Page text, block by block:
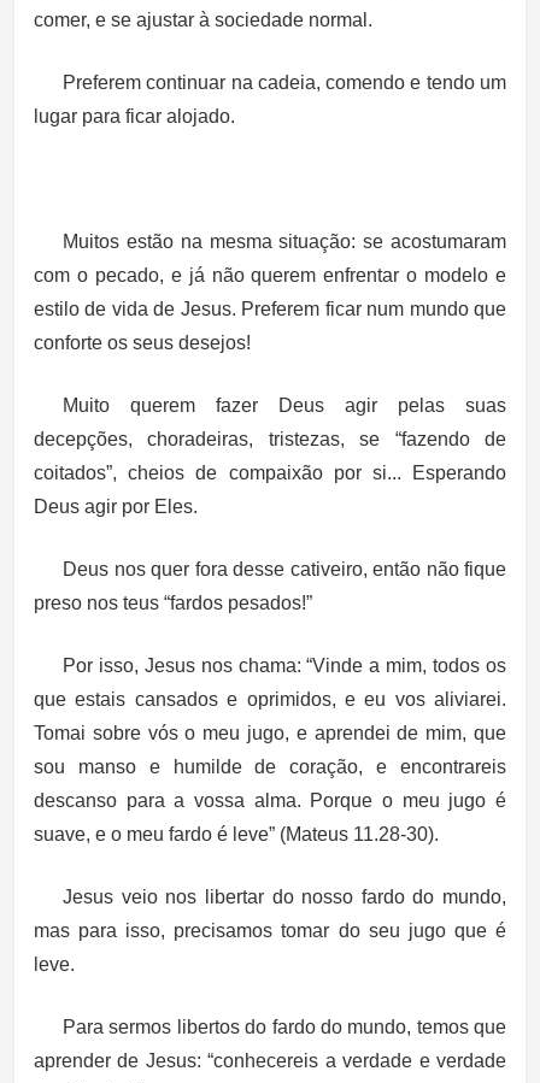
comer, e se ajustar à sociedade normal.
Preferem continuar na cadeia, comendo e tendo um
lugar para ficar alojado.
Muitos estão na mesma situação: se acostumaram
com o pecado, e já não querem enfrentar o modelo e
estilo de vida de Jesus. Preferem ficar num mundo que
conforte os seus desejos!
Muito querem fazer Deus agir pelas suas
decepções, choradeiras, tristezas, se “fazendo de
coitados”, cheios de compaixão por si... Esperando
Deus agir por Eles.
Deus nos quer fora desse cativeiro, então não fique
preso nos teus “fardos pesados!”
Por isso, Jesus nos chama: “Vinde a mim, todos os
que estais cansados e oprimidos, e eu vos aliviarei.
Tomai sobre vós o meu jugo, e aprendei de mim, que
sou manso e humilde de coração, e encontrareis
descanso para a vossa alma. Porque o meu jugo é
suave, e o meu fardo é leve” (Mateus 11.28-30).
Jesus veio nos libertar do nosso fardo do mundo,
mas para isso, precisamos tomar do seu jugo que é
leve.
Para sermos libertos do fardo do mundo, temos que
aprender de Jesus: “conhecereis a verdade e verdade